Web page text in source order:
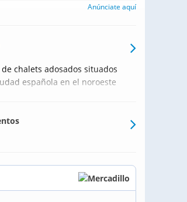
Anúnciate aquí
chalets adosados situados
española en el noroeste
Castilla y León. Las
sitúan en el Sector “La